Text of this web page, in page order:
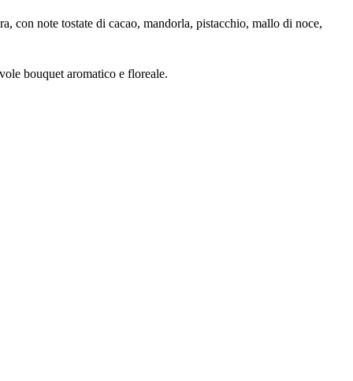
con note tostate di cacao, mandorla, pistacchio, mallo di noce,
bouquet aromatico e floreale.